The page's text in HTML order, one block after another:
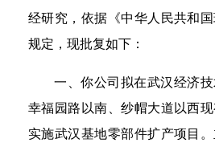
经研究，依据《中华人民共和
规定，现批复如下：
一、你公司拟在武汉经济技
幸福园路以南、纱帽大道以西现
实施武汉基地零部件扩产项目